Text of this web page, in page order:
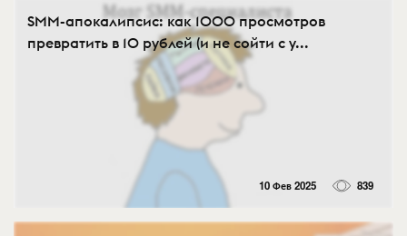
SMM-апокалипсис: как 1000 просмотров
превратить в 10 рублей (и не сойти с у...
10 Фев 2025 839